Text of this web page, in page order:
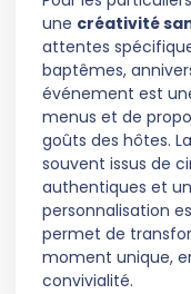
une créativité
attentes
baptêmes,
événement est
menus et de
goûts des hôtes. La
souvent issus de
authentiques et
personnalisation
permet de
moment unique,
convivialité.